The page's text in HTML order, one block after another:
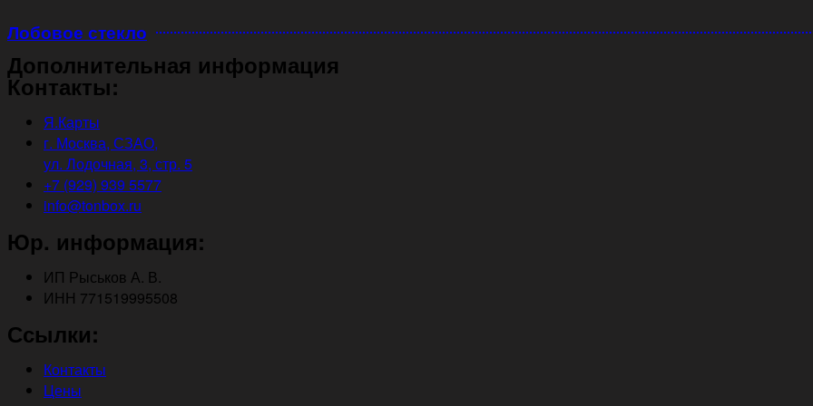
Лобовое стекло
Дополнительная информация
Контакты:
Я.Карты
г. Москва, СЗАО,
ул. Лодочная, 3, стр. 5
+7 (929) 939 5577
info@tonbox.ru
Юр. информация:
ИП Рыськов А. В.
ИНН 771519995508
Ссылки:
Контакты
Цены